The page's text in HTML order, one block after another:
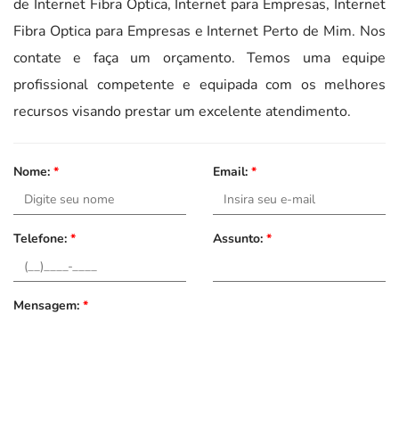
de Internet Fibra Óptica, Internet para Empresas, Internet
Fibra Optica para Empresas e Internet Perto de Mim. Nos
contate e faça um orçamento. Temos uma equipe
profissional competente e equipada com os melhores
recursos visando prestar um excelente atendimento.
Nome: * Email: *
Telefone: * Assunto: *
Mensagem: *